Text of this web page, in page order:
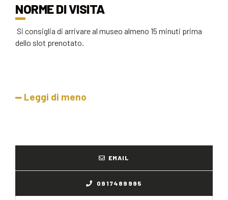
NORME DI VISITA
Si consiglia di arrivare al museo almeno 15 minuti prima
dello slot prenotato.
Leggi di meno
EMAIL
0917489995